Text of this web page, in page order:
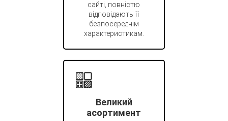
сайті, повністю
відповідають її
безпосереднім
характеристикам.
Великий
асортимент